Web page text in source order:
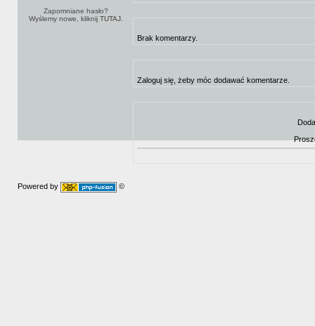
Zapomniane hasło?
Wyślemy nowe, kliknij TUTAJ.
Brak komentarzy.
Zaloguj się, żeby móc dodawać komentarze.
Powered by ©